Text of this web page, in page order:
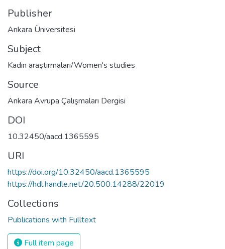
Publisher
Ankara Üniversitesi
Subject
Kadın araştırmaları/Women's studies
Source
Ankara Avrupa Çalışmaları Dergisi
DOI
10.32450/aacd.1365595
URI
https://doi.org/10.32450/aacd.1365595
https://hdl.handle.net/20.500.14288/22019
Collections
Publications with Fulltext
Full item page